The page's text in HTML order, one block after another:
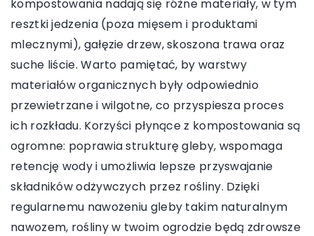
kompostowania nadają się różne materiały, w tym
resztki jedzenia (poza mięsem i produktami
mlecznymi), gałęzie drzew, skoszona trawa oraz
suche liście. Warto pamiętać, by warstwy
materiałów organicznych były odpowiednio
przewietrzane i wilgotne, co przyspiesza proces
ich rozkładu. Korzyści płynące z kompostowania są
ogromne: poprawia strukturę gleby, wspomaga
retencję wody i umożliwia lepsze przyswajanie
składników odżywczych przez rośliny. Dzięki
regularnemu nawożeniu gleby takim naturalnym
nawozem, rośliny w twoim ogrodzie będą zdrowsze